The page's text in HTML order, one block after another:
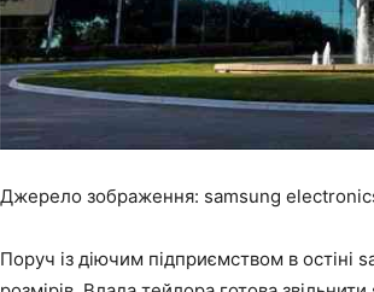
Джерело зображення: samsung
Поруч із діючим підприємством в